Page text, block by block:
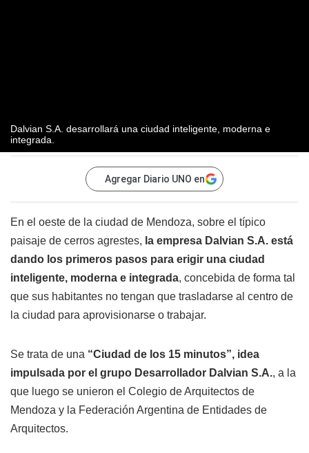
Dalvian S.A. desarrollará una ciudad inteligente, moderna e
integrada.
Agregar Diario UNO en
En el oeste de la ciudad de Mendoza, sobre el típico
paisaje de cerros agrestes, la empresa Dalvian S.A. está
dando los primeros pasos para erigir una ciudad
inteligente, moderna e integrada, concebida de forma tal
que sus habitantes no tengan que trasladarse al centro de
la ciudad para aprovisionarse o trabajar.
Se trata de una “Ciudad de los 15 minutos”, idea
impulsada por el grupo Desarrollador Dalvian S.A., a la
que luego se unieron el Colegio de Arquitectos de
Mendoza y la Federación Argentina de Entidades de
Arquitectos.